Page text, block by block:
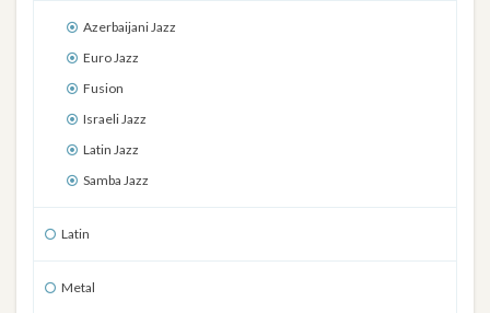
Azerbaijani Jazz
Euro Jazz
Fusion
Israeli Jazz
Latin Jazz
Samba Jazz
Latin
Metal